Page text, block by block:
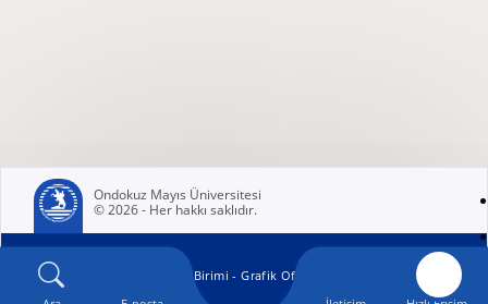
Ondokuz Mayıs Üniversitesi
© 2026 - Her hakkı saklıdır.
OMÜ Kurumsal İletişim Birimi - Grafik Ofisi
(yeni sekmede açılır)
tarafından geliştirilmiştir.